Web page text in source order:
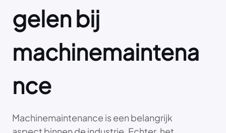
gelen bij
machinemaintena
nce
Machinemaintenance is een belangrijk